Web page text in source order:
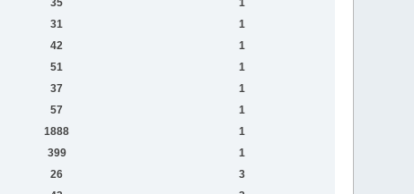
35
1
31
1
42
1
51
1
37
1
57
1
1888
1
399
1
26
3